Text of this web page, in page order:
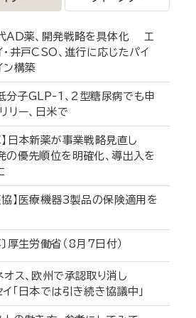
AD薬、開発戦略を具体化 エ
・井戸CSO、進行に応じたパイ
ン構築
分子GLP-1、2型糖尿病でも申
ー、日米で
】日本新薬が事業戦略見直し
優先順位を明確化、導出入を
協】医療機器3製品の保険適用を
〕厚生労働省（8月7日付）
オス、欧州で承認取り消し
イ「日本では引き続き協議中」